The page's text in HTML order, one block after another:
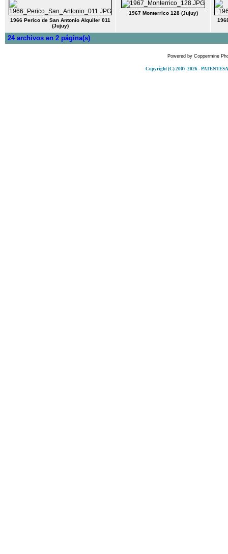
1966 Perico de San Antonio Alquiler 011
(Jujuy)
1967 Monterrico 128 (Jujuy)
24 archivos en 2 página(s)
Powered by Coppermine
Copyright (C) 2007-2026 -